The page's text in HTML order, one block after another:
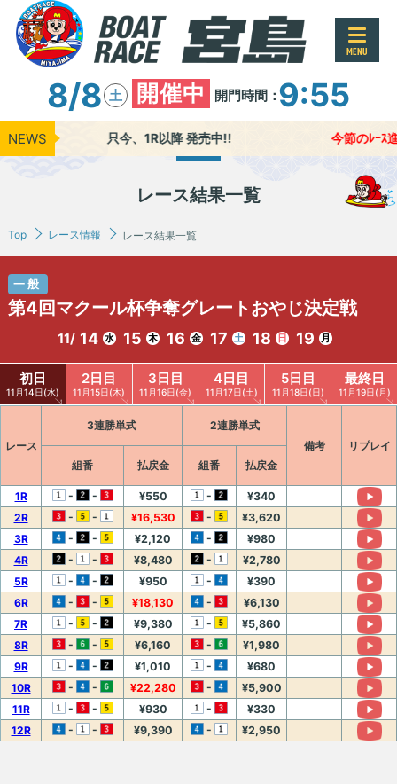
MENU
8/8 土 開催中 開門時間：9:55
NEWS 只今、1R以降 発売中!! 今節のﾚｰｽ
レース結果一覧
Top レース情報 レース結果一覧
一般
第4回マクール杯争奪グレートおやじ決定戦
11/ 14 水 15 木 16 金 17 土 18 日 19 月
初日
11月14日(水)
2日目
11月15日(木)
3日目
11月16日(金)
4日目
11月17日(土)
5日目
11月18日(日)
最終日
11月19日(月)
レース
3連勝単式
2連勝単式
備考
リプレイ
組番
払戻金 組番 払戻金
1R - - ¥550 -
¥340
2R
- - ¥16,530 -
¥3,620
3R
- - ¥2,120 -
¥980
4R
- - ¥8,480 -
¥2,780
5R
- - ¥950 -
¥390
6R
- - ¥18,130 -
¥6,130
7R
- - ¥9,380 -
¥5,860
8R
- - ¥6,160 -
¥1,980
9R
- - ¥1,010 -
¥680
10R
- - ¥22,280 -
¥5,900
11R
- - ¥930 -
¥330
12R
- - ¥9,390 - ¥2,950